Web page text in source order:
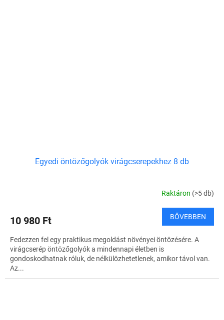
Egyedi öntözőgolyók virágcserepekhez 8 db
Raktáron (>5 db)
10 980 Ft BŐVEBBEN
Fedezzen fel egy praktikus megoldást növényei öntözésére. A
virágcserép öntözőgolyók a mindennapi életben is
gondoskodhatnak róluk, de nélkülözhetetlenek, amikor távol van.
Az...